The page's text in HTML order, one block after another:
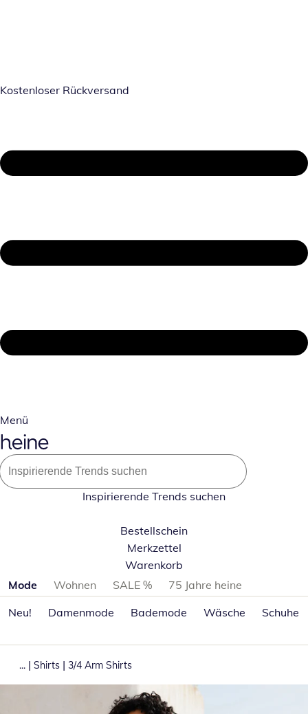
Kostenloser Rückversand
Menü
Inspirierende Trends suchen
Bestellschein
Merkzettel
Warenkorb
Produktkategorien überspringen
Mode Wohnen SALE %
75 Jahre heine
Neu!
Damenmode Bademode Wäsche Schuhe
... | Shirts | 3/4 Arm Shirts